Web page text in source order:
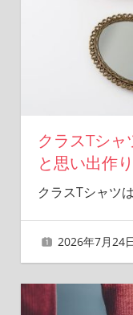
クラスTシ
と思い出作
クラスTシャツ
2026年7月24